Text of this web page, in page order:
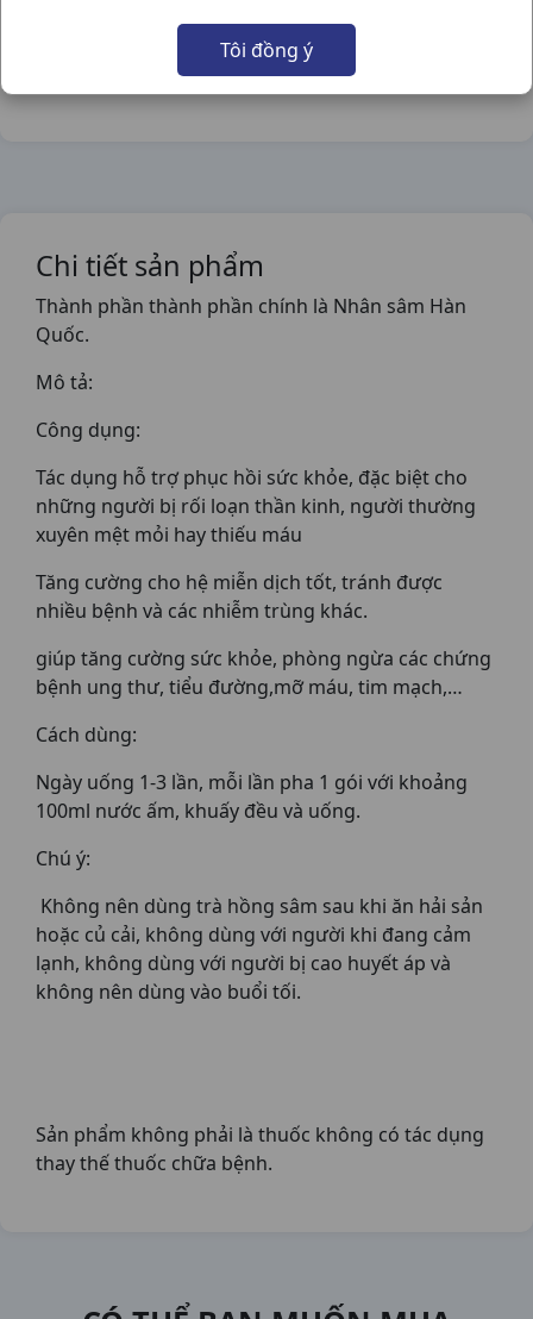
Tôi đồng ý
Chia sẻ qua mạng xã hội:
Chi tiết sản phẩm
Thành phần thành phần chính là Nhân sâm Hàn
Quốc.
Mô tả:
Công dụng:
Tác dụng hỗ trợ phục hồi sức khỏe, đặc biệt cho
những người bị rối loạn thần kinh, người thường
xuyên mệt mỏi hay thiếu máu
Tăng cường cho hệ miễn dịch tốt, tránh được
nhiều bệnh và các nhiễm trùng khác.
giúp tăng cường sức khỏe, phòng ngừa các chứng
bệnh ung thư, tiểu đường,mỡ máu, tim mạch,…
Cách dùng:
Ngày uống 1-3 lần, mỗi lần pha 1 gói với khoảng
100ml nước ấm, khuấy đều và uống.
Chú ý:
Không nên dùng trà hồng sâm sau khi ăn hải sản
hoặc củ cải, không dùng với người khi đang cảm
lạnh, không dùng với người bị cao huyết áp và
không nên dùng vào buổi tối.
Sản phẩm không phải là thuốc không có tác dụng
thay thế thuốc chữa bệnh.